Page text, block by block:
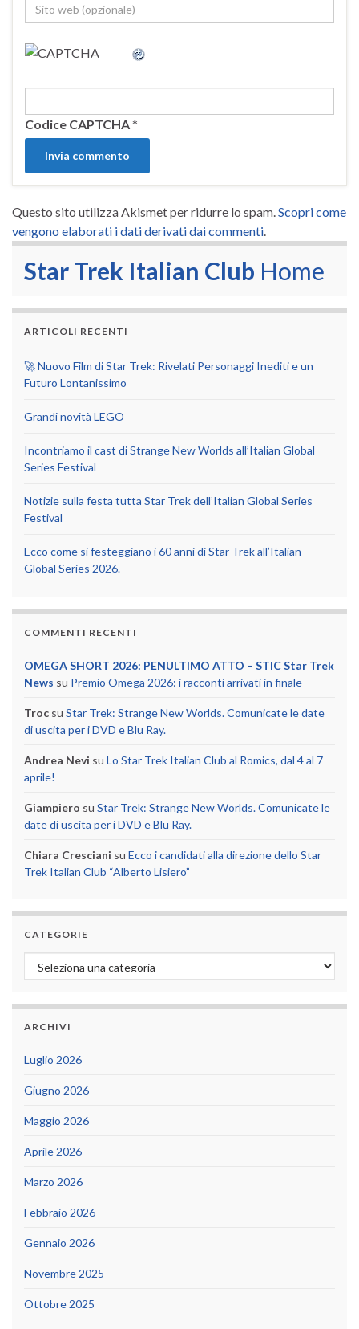
Codice CAPTCHA*
Questo sito utilizza Akismet per ridurre lo spam. Scopri come
vengono elaborati i dati derivati dai commenti
Star Trek Italian Club Home
ARTICOLI RECENTI
🚀 Nuovo Film di Star Trek: Rivelati Personaggi Inediti e un
Futuro Lontanissimo
Grandi novità LEGO
Incontriamo il cast di Strange New Worlds all’Italian Global
Series Festival
Notizie sulla festa tutta Star Trek dell’Italian Global Series
Festival
Ecco come si festeggiano i 60 anni di Star Trek all’Italian
Global Series 2026.
COMMENTI RECENTI
OMEGA SHORT 2026: PENULTIMO ATTO – STIC Star Trek
News su Premio Omega 2026: i racconti arrivati in finale
Troc su Star Trek: Strange New Worlds. Comunicate le date
di uscita per i DVD e Blu Ray.
Andrea Nevi su Lo Star Trek Italian Club al Romics, dal 4 al 7
aprile!
Giampiero su Star Trek: Strange New Worlds. Comunicate le
date di uscita per i DVD e Blu Ray.
Chiara Cresciani su Ecco i candidati alla direzione dello Star
Trek Italian Club “Alberto Lisiero”
CATEGORIE
Categorie
ARCHIVI
Luglio 2026
Giugno 2026
Maggio 2026
Aprile 2026
Marzo 2026
Febbraio 2026
Gennaio 2026
Novembre 2025
Ottobre 2025